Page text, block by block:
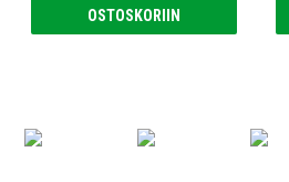
OSTOSKORIIN